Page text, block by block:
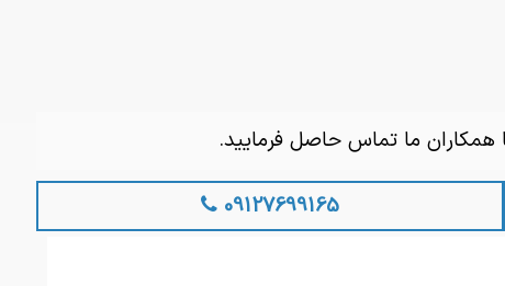
همکاران ما تماس حاصل فرمایید.
09127699165